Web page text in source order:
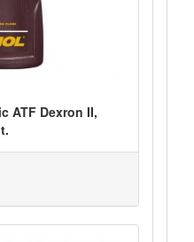
ATF Dexron II,